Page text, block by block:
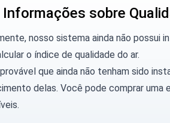
Informações sobre
nosso sistema ainda não possui
o índice de qualidade do ar.
que ainda não tenham sido
delas. Você pode comprar uma